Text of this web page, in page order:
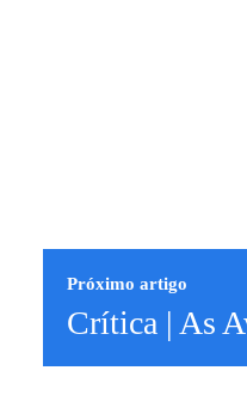
Próximo artigo
Crítica | As